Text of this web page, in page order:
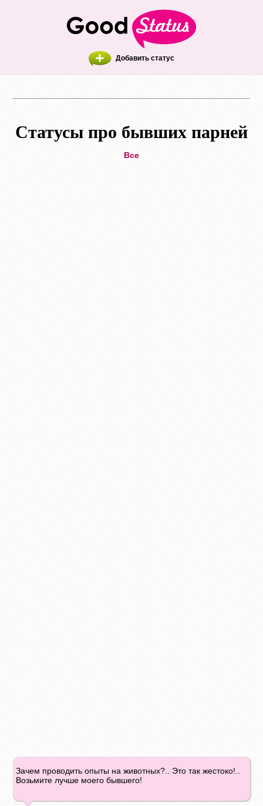
Добавить статус
Статусы про бывших парней
Все
Зачем проводить опыты на животных?.. Это так жестоко!..
Возьмите лучше моего бывшего!